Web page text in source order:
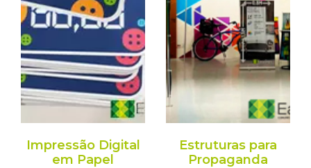
Impressão Digital
em Papel
Estruturas para
Propaganda